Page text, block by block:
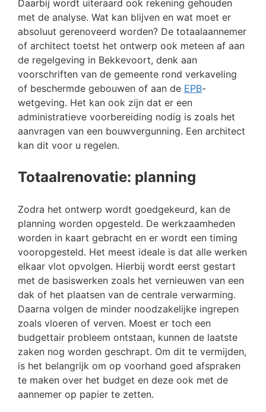
Daarbij wordt uiteraard ook rekening gehouden
met de analyse. Wat kan blijven en wat moet er
absoluut gerenoveerd worden? De totaalaannemer
of architect toetst het ontwerp ook meteen af aan
de regelgeving in Bekkevoort, denk aan
voorschriften van de gemeente rond verkaveling
of beschermde gebouwen of aan de EPB-
wetgeving. Het kan ook zijn dat er een
administratieve voorbereiding nodig is zoals het
aanvragen van een bouwvergunning. Een architect
kan dit voor u regelen.
Totaalrenovatie: planning
Zodra het ontwerp wordt goedgekeurd, kan de
planning worden opgesteld. De werkzaamheden
worden in kaart gebracht en er wordt een timing
vooropgesteld. Het meest ideale is dat alle werken
elkaar vlot opvolgen. Hierbij wordt eerst gestart
met de basiswerken zoals het vernieuwen van een
dak of het plaatsen van de centrale verwarming.
Daarna volgen de minder noodzakelijke ingrepen
zoals vloeren of verven. Moest er toch een
budgettair probleem ontstaan, kunnen de laatste
zaken nog worden geschrapt. Om dit te vermijden,
is het belangrijk om op voorhand goed afspraken
te maken over het budget en deze ook met de
aannemer op papier te zetten.